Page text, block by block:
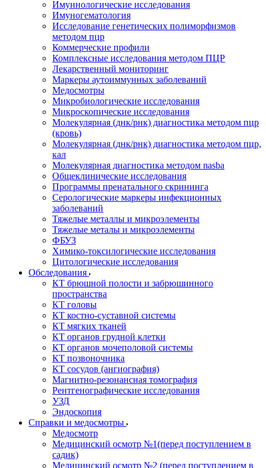
Имуннологические исследования
Имуногематология
Исследование генетических полиморфизмов
методом пцр
Коммерческие профили
Комплексные исследования методом ПЦР
Лекарственный мониторинг
Маркеры аутоиммунных заболеваний
Медосмотры
Микробиологические исследования
Микроскопические исследования
Молекулярная (днк/рнк) диагностика методом пцр
(кровь)
Молекулярная (днк/рнк) диагностика методом пцр,
кал
Молекулярная диагностика методом nasba
Общеклинические исследования
Программы пренатального скрининга
Серологические маркеры инфекционных
заболеваний
Тяжелые металлы и микроэлементы
Тяжелые металы и микроэлементы
ФБУЗ
Химико-токсилогические исследования
Цитологические исследования
Обследования
КТ брюшной полости и забрюшинного
пространства
КТ головы
КТ костно-суставной системы
КТ мягких тканей
КТ органов грудной клетки
КТ органов мочеполовой системы
КТ позвоночника
КТ сосудов (ангиография)
Магнитно-резонансная томография
Рентгенографические исследования
УЗД
Эндоскопия
Справки и медосмотры
Медосмотр
Медицинский осмотр №1(перед поступлением в
садик)
Медицинский осмотр №2 (перед поступлением в